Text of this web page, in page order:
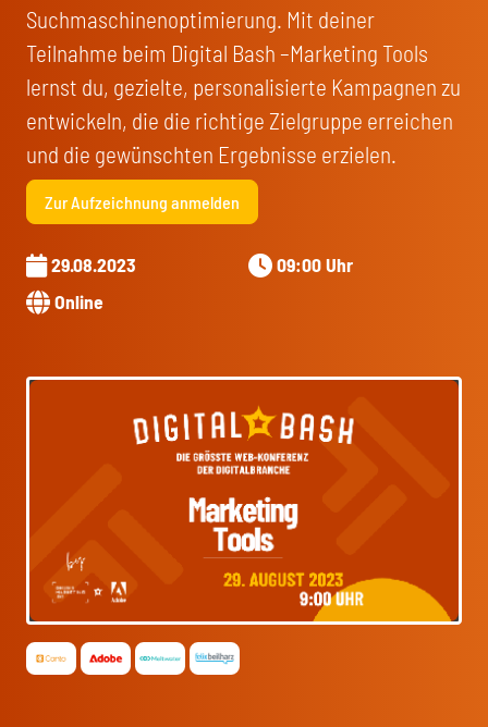
Suchmaschinenoptimierung. Mit deiner
Teilnahme beim Digital Bash –Marketing Tools
lernst du, gezielte, personalisierte Kampagnen zu
entwickeln, die die richtige Zielgruppe erreichen
und die gewünschten Ergebnisse erzielen.
Zur Aufzeichnung anmelden
29.08.2023
09:00 Uhr
Online